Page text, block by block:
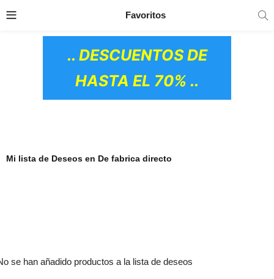
CERÁMICOS)
PRODUCTOS
.. DESCUENTOS DE
HASTA EL 70% ..
Favoritos
Mi lista de Deseos en De fabrica directo
se han añadido productos a la lista de deseos